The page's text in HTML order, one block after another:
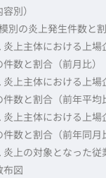
別）
別の炎上発生件数と
炎上主体における上場
件数と割合（前月比）
炎上主体における上場
件数と割合（前年平均
炎上主体における上場
件数と割合（前年同月
炎上の対象となった従
布図